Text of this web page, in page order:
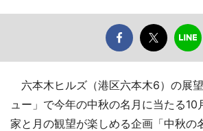
六本木ヒルズ（港区六本木6）の展
ュー」で今年の中秋の名月に当たる
家と月の観望が楽しめる企画「中秋の